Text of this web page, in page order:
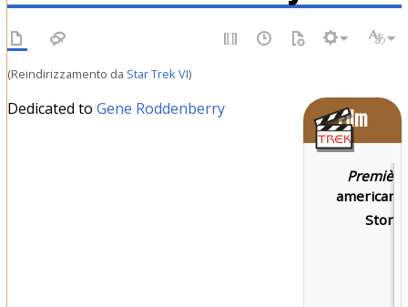
(Reindirizzamento da Star Trek VI)
Film
Première
americana:
Storia:
Dedicated to Gene Roddenberry